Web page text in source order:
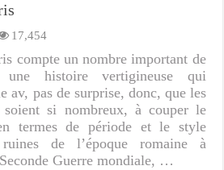
17,454
compte un nombre important de
une histoire vertigineuse qui
av, pas de surprise, donc, que les
soient si nombreux, à couper le
termes de période et le style
de l’époque romaine à
Guerre mondiale, …